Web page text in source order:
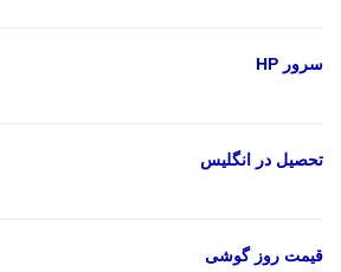
سرور HP
تحصیل در انگلیس
قیمت روز گوشی